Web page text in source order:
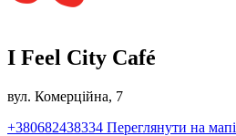
I Feel City Café
вул. Комерційна, 7
+380682438334 Переглянути на мапі